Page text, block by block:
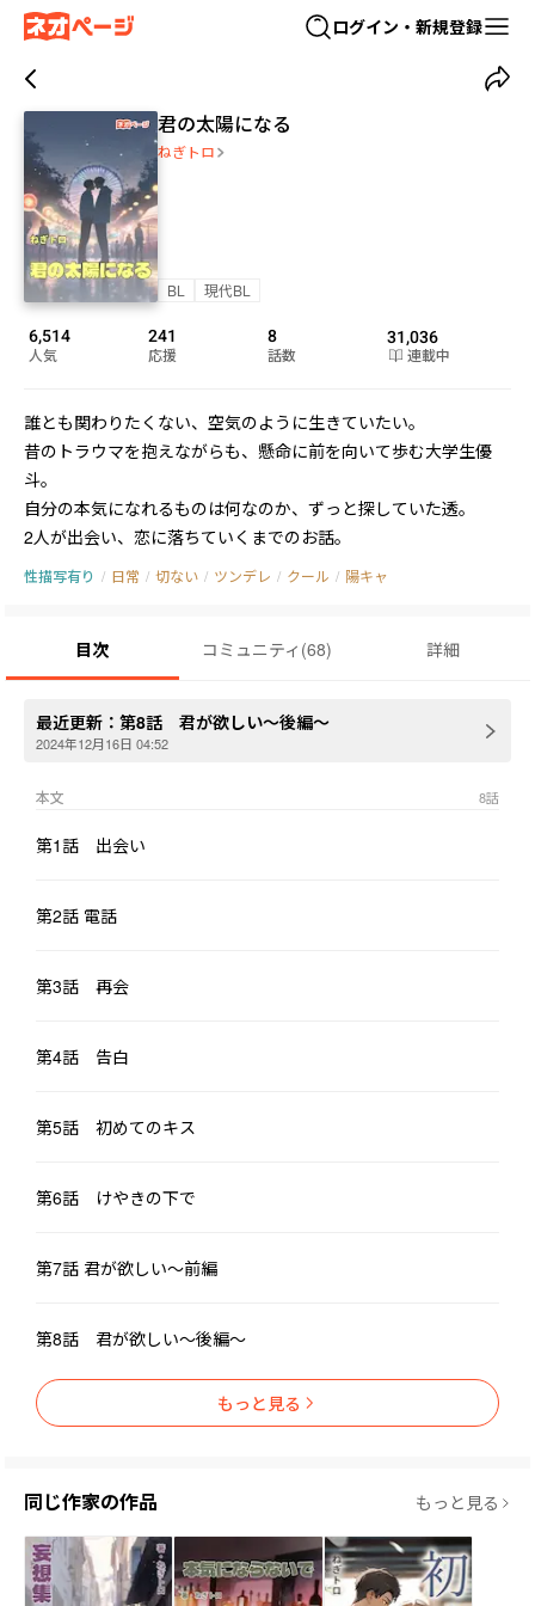
ログイン・新規登録
君の太陽になる
ねぎトロ
BL 現代BL
6,514
人気
241
応援
8
話数
31,036
連載中
誰とも関わりたくない、空気のように生きていたい。
昔のトラウマを抱えながらも、懸命に前を向いて歩む大学生優
斗。
自分の本気になれるものは何なのか、ずっと探していた透。
2人が出会い、恋に落ちていくまでのお話。
性描写有り / 日常 / 切ない / ツンデレ / クール / 陽キャ
目次 コミュニティ (68) 詳細
最近更新： 第8話 君が欲しい〜後編〜
2024年12月16日 04:52
本文 8話
第1話 出会い
第2話 電話
第3話 再会
第4話 告白
第5話 初めてのキス
第6話 けやきの下で
第7話 君が欲しい〜前編
第8話 君が欲しい〜後編〜
もっと見る
同じ作家の作品 もっと見る